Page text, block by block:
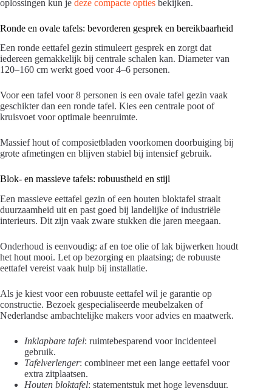
oplossingen kun je deze compacte opties bekijken.
Ronde en ovale tafels: bevorderen gesprek en bereikbaarheid
Een ronde eettafel gezin stimuleert gesprek en zorgt dat
iedereen gemakkelijk bij centrale schalen kan. Diameter van
120–160 cm werkt goed voor 4–6 personen.
Voor een tafel voor 8 personen is een ovale tafel gezin vaak
geschikter dan een ronde tafel. Kies een centrale poot of
kruisvoet voor optimale beenruimte.
Massief hout of composietbladen voorkomen doorbuiging bij
grote afmetingen en blijven stabiel bij intensief gebruik.
Blok- en massieve tafels: robuustheid en stijl
Een massieve eettafel gezin of een houten bloktafel straalt
duurzaamheid uit en past goed bij landelijke of industriële
interieurs. Dit zijn vaak zware stukken die jaren meegaan.
Onderhoud is eenvoudig: af en toe olie of lak bijwerken houdt
het hout mooi. Let op bezorging en plaatsing; de robuuste
eettafel vereist vaak hulp bij installatie.
Als je kiest voor een robuuste eettafel wil je garantie op
constructie. Bezoek gespecialiseerde meubelzaken of
Nederlandse ambachtelijke makers voor advies en maatwerk.
Inklapbare tafel: ruimtebesparend voor incidenteel
gebruik.
Tafelverlenger: combineer met een lange eettafel voor
extra zitplaatsen.
Houten bloktafel: statementstuk met hoge levensduur.